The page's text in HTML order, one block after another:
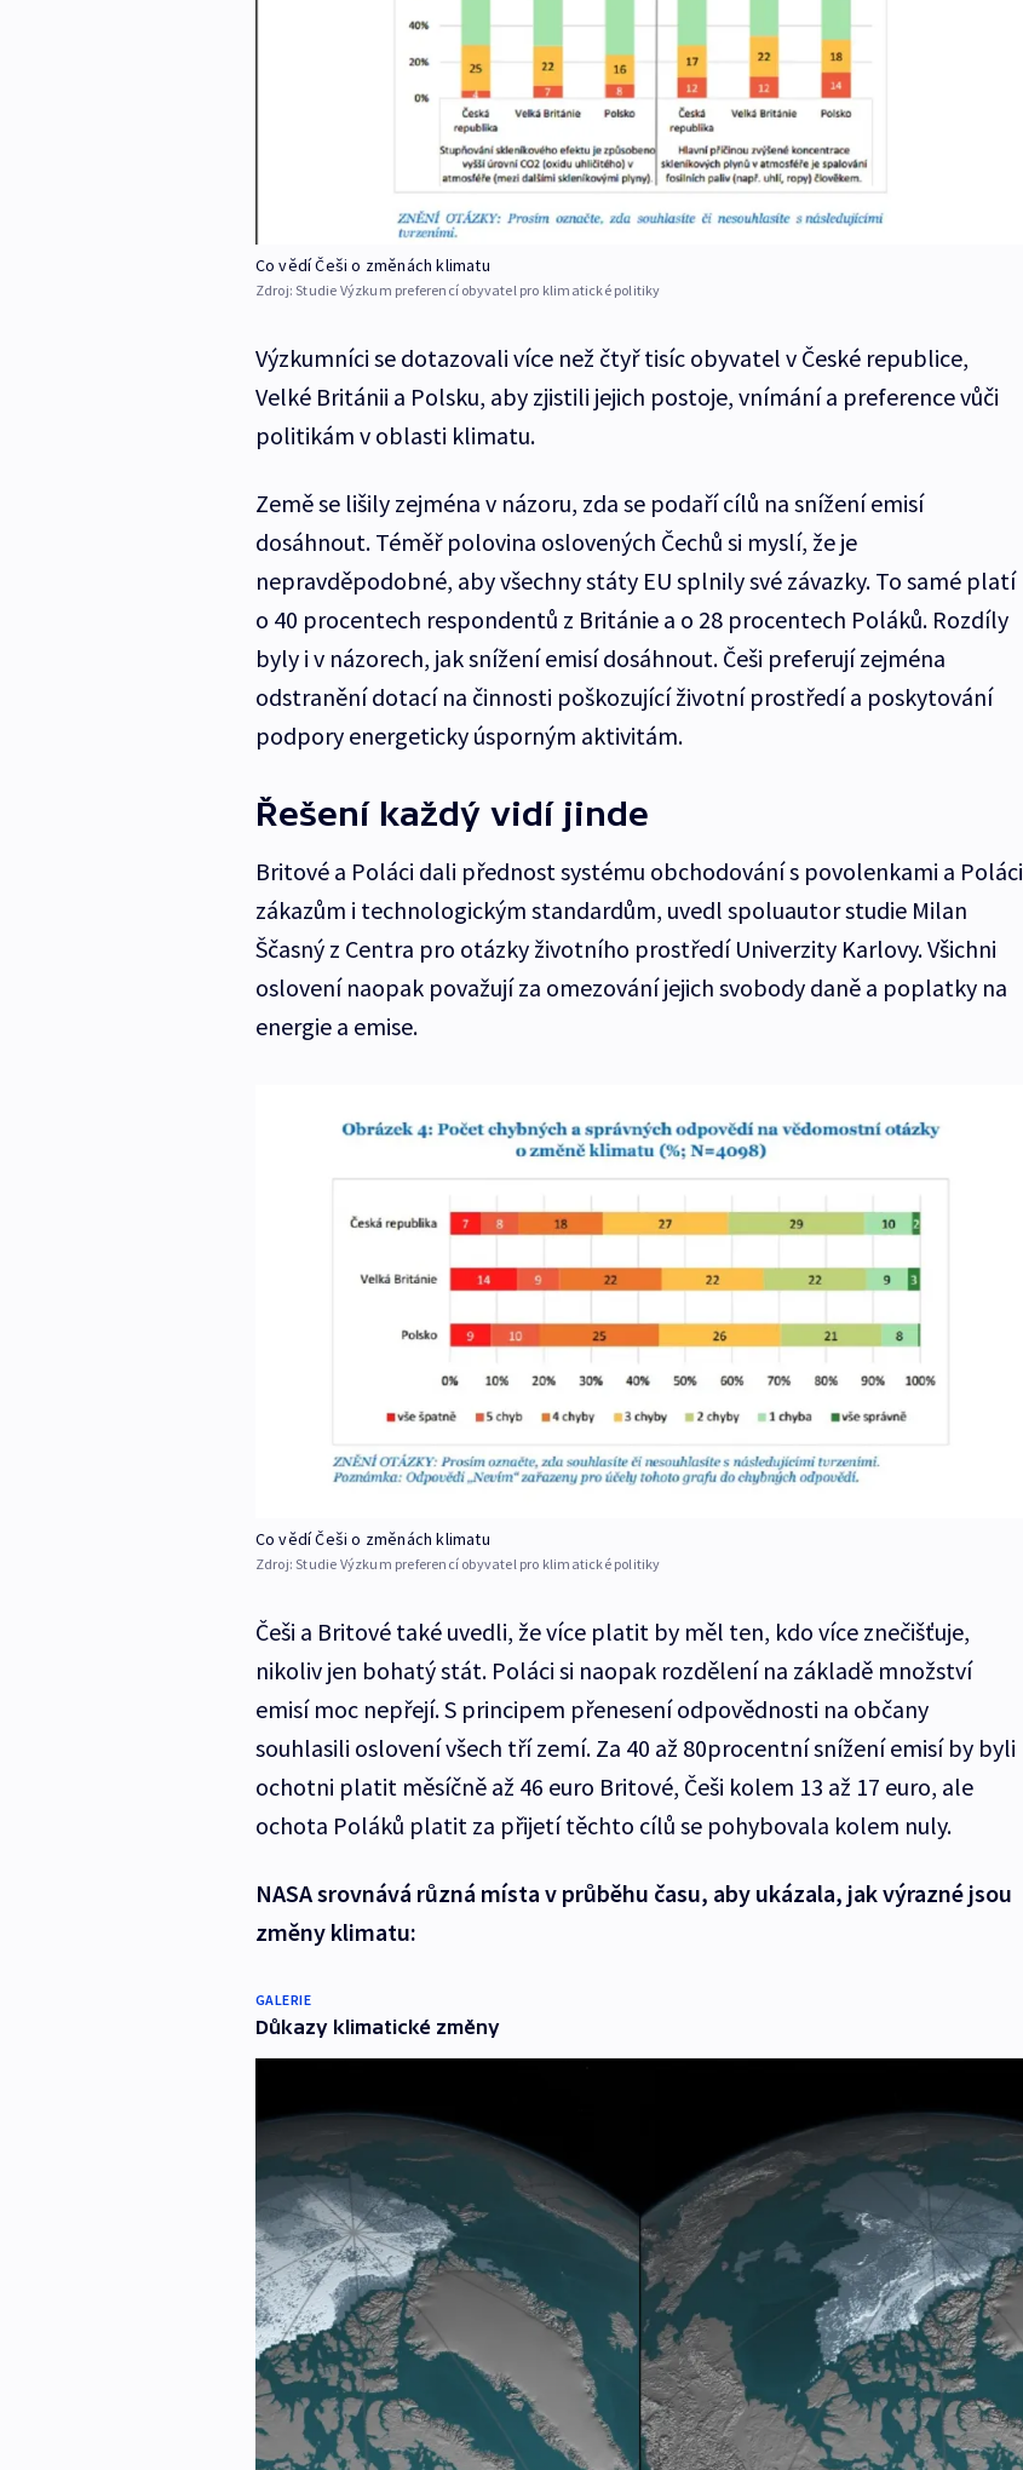
Co vědí Češi o změnách klimatu
Zdroj:Studie Výzkum preferencí obyvatel pro klimatické politiky
Výzkumníci se dotazovali více než čtyř tisíc obyvatel v České republice,
Velké Británii a Polsku, aby zjistili jejich postoje, vnímání a preference vůči
politikám v oblasti klimatu.
Země se lišily zejména v názoru, zda se podaří cílů na snížení emisí
dosáhnout. Téměř polovina oslovených Čechů si myslí, že je
nepravděpodobné, aby všechny státy EU splnily své závazky. To samé platí
o 40 procentech respondentů z Británie a o 28 procentech Poláků. Rozdíly
byly i v názorech, jak snížení emisí dosáhnout. Češi preferují zejména
odstranění dotací na činnosti poškozující životní prostředí a poskytování
podpory energeticky úsporným aktivitám.
Řešení každý vidí jinde
Britové a Poláci dali přednost systému obchodování s povolenkami a Poláci
zákazům i technologickým standardům, uvedl spoluautor studie Milan
Ščasný z Centra pro otázky životního prostředí Univerzity Karlovy. Všichni
oslovení naopak považují za omezování jejich svobody daně a poplatky na
energie a emise.
Co vědí Češi o změnách klimatu
Zdroj:Studie Výzkum preferencí obyvatel pro klimatické politiky
Češi a Britové také uvedli, že více platit by měl ten, kdo více znečišťuje,
nikoliv jen bohatý stát. Poláci si naopak rozdělení na základě množství
emisí moc nepřejí. S principem přenesení odpovědnosti na občany
souhlasili oslovení všech tří zemí. Za 40 až 80procentní snížení emisí by byli
ochotni platit měsíčně až 46 euro Britové, Češi kolem 13 až 17 euro, ale
ochota Poláků platit za přijetí těchto cílů se pohybovala kolem nuly.
NASA srovnává různá místa v průběhu času, aby ukázala, jak výrazné jsou
změny klimatu:
GALERIE
Důkazy klimatické změny